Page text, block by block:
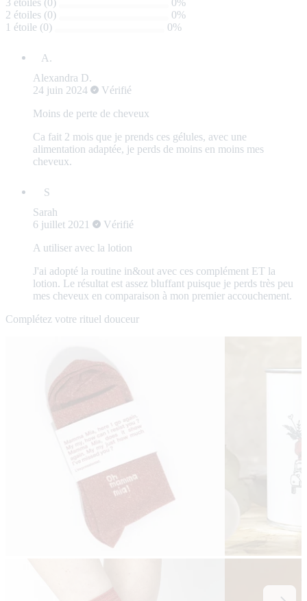
3 étoiles (0)
0%
2 étoiles (0)
0%
1 étoile (0)
0%
Alexandra D.
24 juin 2024
Vérifié
Moins de perte de cheveux
Ca fait 2 mois que je prends ces gélules, avec une
alimentation adaptée, je perds de moins en moins mes
cheveux.
Sarah
6 juillet 2021
Vérifié
A utiliser avec la lotion
J'ai adopté la routine in&out avec ces complément ET la
lotion. Le résultat est assez bluffant puisque je perds très peu
mes cheveux en comparaison à mon premier accouchement.
Complétez votre rituel douceur